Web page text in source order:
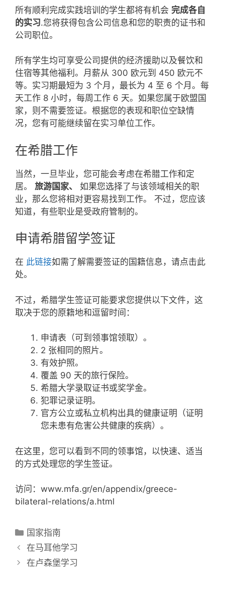
所有顺利完成实践培训的学生都将有机会 完成各自
的实习.您将获得包含公司信息和您的职责的证书和
公司职位。
所有学生均可享受公司提供的经济援助以及餐饮和
住宿等其他福利。月薪从 300 欧元到 450 欧元不
等。实习期最短为 3 个月，最长为 4 至 6 个月。每
天工作 8 小时，每周工作 6 天。如果您属于欧盟国
家，则不需要签证。根据您的表现和职位空缺情
况，您有可能继续留在实习单位工作。
在希腊工作
当然，一旦毕业，您可能会考虑在希腊工作和定
居。 旅游国家、
如果您选择了与该领域相关的职
业，那么您将相对更容易找到工作。 不过，您应该
知道，有些职业是受政府管制的。
申请希腊留学签证
在 此链接如需了解需要签证的国籍信息，请点击此
处。
不过，希腊学生签证可能要求您提供以下文件，这
取决于您的原籍地和逗留时间：
申请表（可到领事馆领取）。
2 张相同的照片。
有效护照。
覆盖 90 天的旅行保险。
希腊大学录取证书或奖学金。
犯罪记录证明。
官方公立或私立机构出具的健康证明（证明
您未患有危害公共健康的疾病）。
在这里，您可以看到不同的领事馆，以快速、适当
的方式处理您的学生签证。
访问：www.mfa.gr/en/appendix/greece-
bilateral-relations/a.html
分
类
国家指南
在马耳他学习
在卢森堡学习